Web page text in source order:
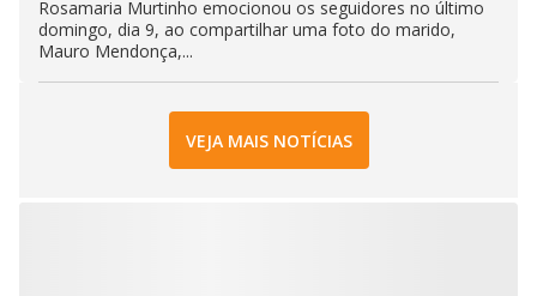
Rosamaria Murtinho emocionou os seguidores no último
domingo, dia 9, ao compartilhar uma foto do marido,
Mauro Mendonça,...
VEJA MAIS NOTÍCIAS